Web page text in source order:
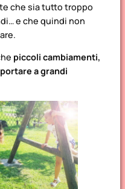
che sia tutto troppo
e che quindi non
piccoli cambiamenti,
a grandi